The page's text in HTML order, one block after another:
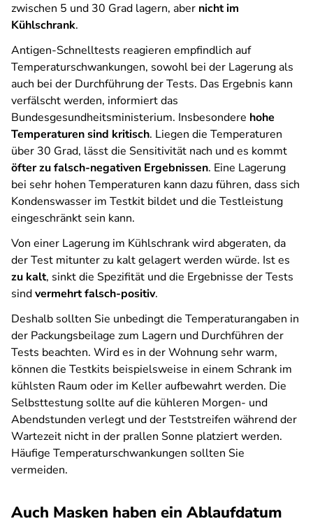
zwischen 5 und 30 Grad lagern, aber nicht im
Kühlschrank.
Antigen-Schnelltests reagieren empfindlich auf
Temperaturschwankungen, sowohl bei der Lagerung als
auch bei der Durchführung der Tests. Das Ergebnis kann
verfälscht werden, informiert das
Bundesgesundheitsministerium. Insbesondere hohe
Temperaturen sind kritisch. Liegen die Temperaturen
über 30 Grad, lässt die Sensitivität nach und es kommt
öfter zu falsch-negativen Ergebnissen. Eine Lagerung
bei sehr hohen Temperaturen kann dazu führen, dass sich
Kondenswasser im Testkit bildet und die Testleistung
eingeschränkt sein kann.
Von einer Lagerung im Kühlschrank wird abgeraten, da
der Test mitunter zu kalt gelagert werden würde. Ist es
zu kalt, sinkt die Spezifität und die Ergebnisse der Tests
sindvermehrt falsch-positiv.
Deshalb sollten Sie unbedingt die Temperaturangaben in
der Packungsbeilage zum Lagern und Durchführen der
Tests beachten. Wird es in der Wohnung sehr warm,
können die Testkits beispielsweise in einem Schrank im
kühlsten Raum oder im Keller aufbewahrt werden. Die
Selbsttestung sollte auf die kühleren Morgen- und
Abendstunden verlegt und der Teststreifen während der
Wartezeit nicht in der prallen Sonne platziert werden.
Häufige Temperaturschwankungen sollten Sie
vermeiden.
Auch Masken haben ein Ablaufdatum